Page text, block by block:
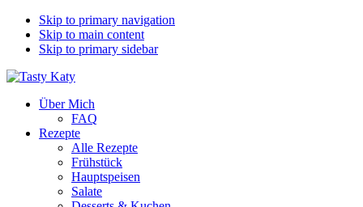
Skip to primary navigation
Skip to main content
Skip to primary sidebar
Über Mich
FAQ
Rezepte
Alle Rezepte
Frühstück
Hauptspeisen
Salate